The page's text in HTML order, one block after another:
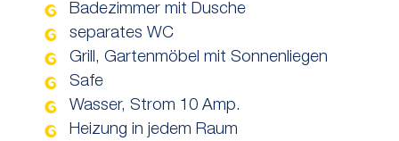
Badezimmer mit Dusche
separates WC
Grill, Gartenmöbel mit Sonnenliegen
Safe
Wasser, Strom 10 Amp.
Heizung in jedem Raum